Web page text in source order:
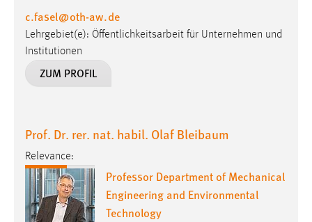
c.fasel@oth-aw.de
Lehrgebiet(e): Öffentlichkeitsarbeit für Unternehmen und
Institutionen
ZUM PROFIL
Prof. Dr. rer. nat. habil. Olaf Bleibaum
Relevance:
Professor Department of Mechanical
Engineering and Environmental
Technology